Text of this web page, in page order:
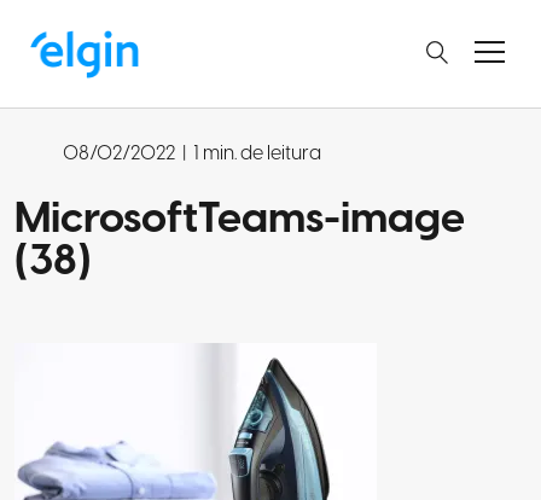
08/02/2022 | 1 min. de leitura
MicrosoftTeams-image
(38)